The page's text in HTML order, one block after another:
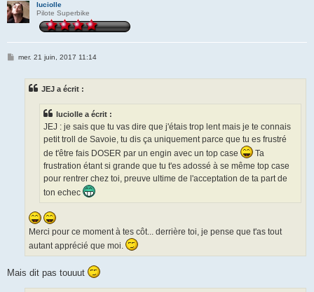
luciolle
Pilote Superbike
Mmer. 21 juin, 2017 11:14
JEJ a écrit :
luciolle a écrit :
JEJ : je sais que tu vas dire que j'étais trop lent mais je te connais
petit troll de Savoie, tu dis ça uniquement parce que tu es frustré
de t'être fais DOSER par un engin avec un top case
Ta
frustration étant si grande que tu t'es adossé à se même top case
pour rentrer chez toi, preuve ultime de l'acceptation de ta part de
ton echec
Merci pour ce moment à tes côt... derrière toi, je pense que t'as tout
autant apprécié que moi.
Mais dit pas touuut